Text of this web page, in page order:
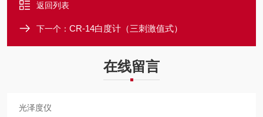
返回列表
下一个： CR-14白度计（三刺激值式）
在线留言